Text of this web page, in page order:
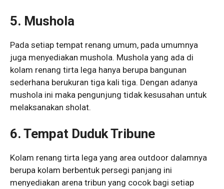
5. Mushola
Pada setiap tempat renang umum, pada umumnya
juga menyediakan mushola. Mushola yang ada di
kolam renang tirta lega hanya berupa bangunan
sederhana berukuran tiga kali tiga. Dengan adanya
mushola ini maka pengunjung tidak kesusahan untuk
melaksanakan sholat.
6. Tempat Duduk Tribune
Kolam renang tirta lega yang area outdoor dalamnya
berupa kolam berbentuk persegi panjang ini
menyediakan arena tribun yang cocok bagi setiap